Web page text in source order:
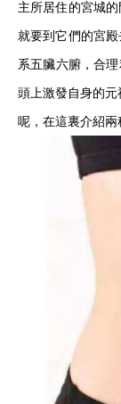
主所居住的宮城
就要到它們的宮
系五臟六腑，合
頭上激發自身的
呢，在這裏介紹兩